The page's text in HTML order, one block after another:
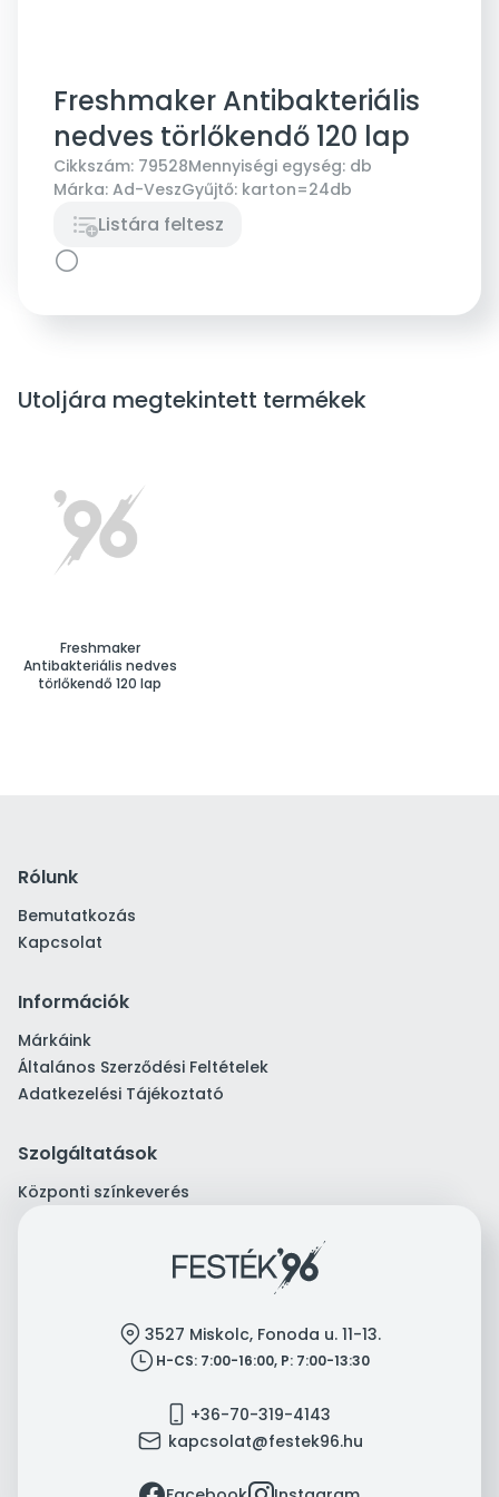
Freshmaker Antibakteriális
nedves törlőkendő 120 lap
Cikkszám: 79528Mennyiségi egység: db
Márka: Ad-VeszGyűjtő: karton=24db
Listára feltesz
Utoljára megtekintett termékek
Freshmaker
Antibakteriális nedves
törlőkendő 120 lap
Rólunk
Bemutatkozás
Kapcsolat
Információk
Márkáink
Általános Szerződési Feltételek
Adatkezelési Tájékoztató
Szolgáltatások
Központi színkeverés
location 3527 Miskolc, Fonoda u. 11-13.
clock H-CS: 7:00-16:00, P: 7:00-13:30
mobile +36-70-319-4143
mail kapcsolat@festek96.hu